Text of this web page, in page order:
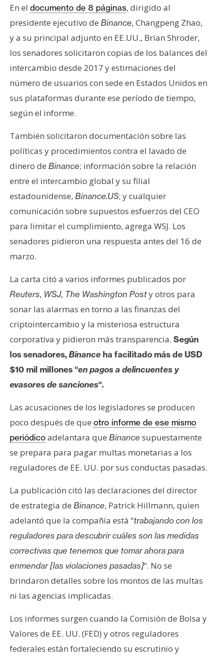
T
e
a
s
R
e
c
r
s
o
C
n
t
a
t
o
y
u
b
l
i
i
a
d
En el documento de 8 páginas, dirigido al
presidente ejecutivo de Binance, Changpeng Zhao,
y a su principal adjunto en EE.UU., Brian Shroder,
los senadores solicitaron copias de los balances del
intercambio desde 2017 y estimaciones del
número de usuarios con sede en Estados Unidos en
sus plataformas durante ese período de tiempo,
según el informe.
También solicitaron documentación sobre las
políticas y procedimientos contra el lavado de
dinero de Binance; información sobre la relación
entre el intercambio global y su filial
estadounidense, Binance.US; y cualquier
comunicación sobre supuestos esfuerzos del CEO
para limitar el cumplimiento, agrega WSJ. Los
senadores pidieron una respuesta antes del 16 de
marzo.
La carta citó a varios informes publicados por
Reuters, WSJ, The Washington Posty otros para
sonar las alarmas en torno a las finanzas del
criptointercambio y la misteriosa estructura
corporativa y pidieron más transparencia. Según
los senadores,Binanceha facilitado más de USD
$10 mil millones “en pagos a delincuentes y
evasores de sanciones“.
Las acusaciones de los legisladores se producen
poco después de que otro informe de ese mismo
periódicoadelantara que Binance supuestamente
se prepara para pagar multas monetarias a los
reguladores de EE. UU. por sus conductas pasadas.
La publicación citó las declaraciones del director
de estrategia de Binance, Patrick Hillmann, quien
adelantó que la compañía está “trabajando con los
reguladores para descubrir cuáles son las medidas
correctivas que tenemos que tomar ahora para
enmendar [las violaciones pasadas]“. No se
brindaron detalles sobre los montos de las multas
ni las agencias implicadas.
Los informes surgen cuando la Comisión de Bolsa y
Valores de EE. UU. (FED) y otros reguladores
federales están fortaleciendo su escrutinio y